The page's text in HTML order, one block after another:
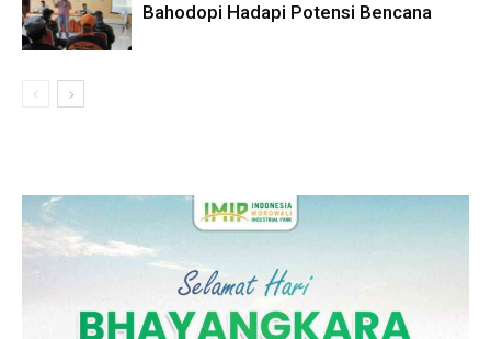
Bahodopi Hadapi Potensi Bencana